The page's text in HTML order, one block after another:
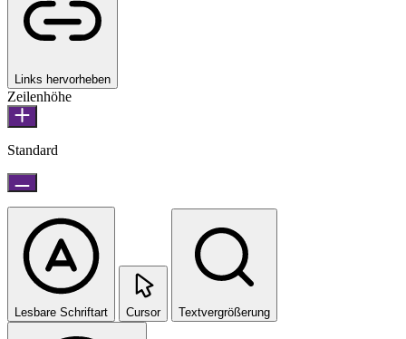
Links hervorheben
Zeilenhöhe
Standard
Lesbare Schriftart Cursor Textvergrößerung